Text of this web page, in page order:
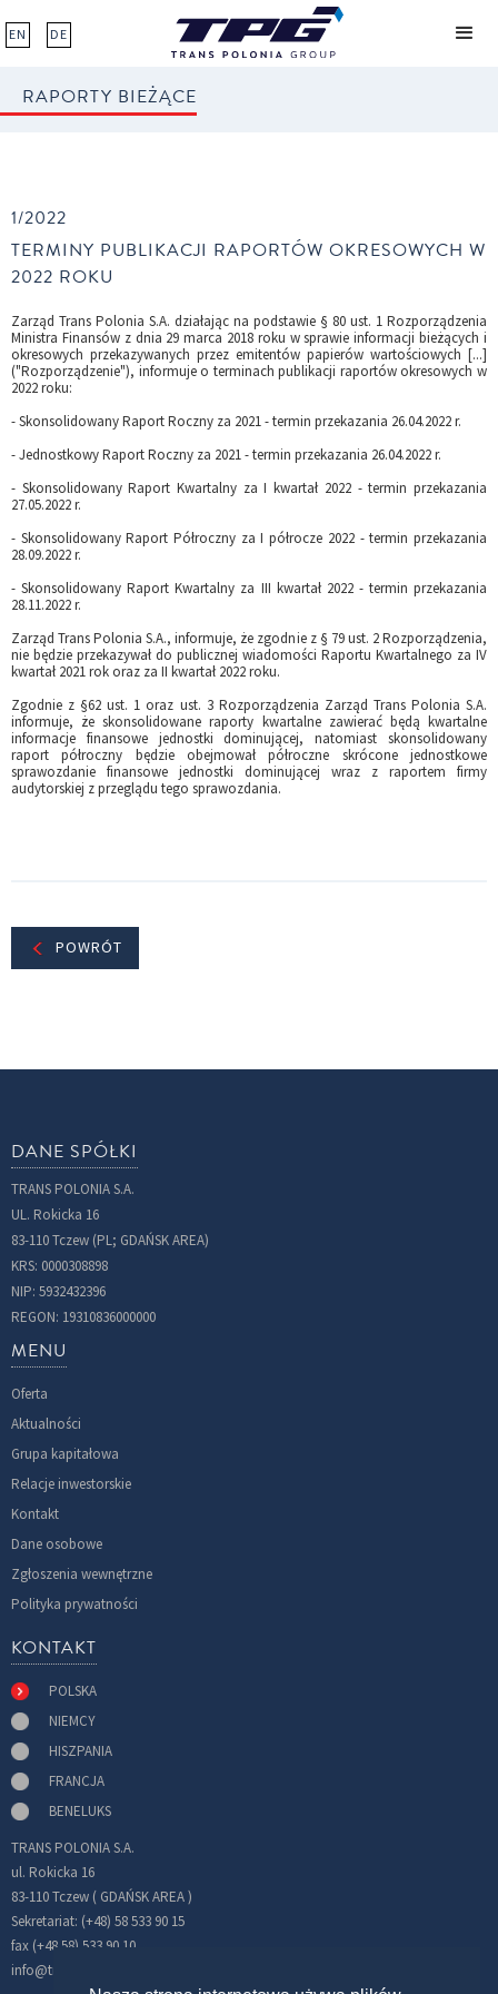
EN DE
RAPORTY BIEŻĄCE
1/2022
TERMINY PUBLIKACJI RAPORTÓW OKRESOWYCH W
2022 ROKU
Zarząd Trans Polonia S.A. działając na podstawie § 80 ust. 1 Rozporządzenia
Ministra Finansów z dnia 29 marca 2018 roku w sprawie informacji bieżących i
okresowych przekazywanych przez emitentów papierów wartościowych [...]
("Rozporządzenie"), informuje o terminach publikacji raportów okresowych w
2022 roku:
- Skonsolidowany Raport Roczny za 2021 - termin przekazania 26.04.2022 r.
- Jednostkowy Raport Roczny za 2021 - termin przekazania 26.04.2022 r.
- Skonsolidowany Raport Kwartalny za I kwartał 2022 - termin przekazania
27.05.2022 r.
- Skonsolidowany Raport Półroczny za I półrocze 2022 - termin przekazania
28.09.2022 r.
- Skonsolidowany Raport Kwartalny za III kwartał 2022 - termin przekazania
28.11.2022 r.
Zarząd Trans Polonia S.A., informuje, że zgodnie z § 79 ust. 2 Rozporządzenia,
nie będzie przekazywał do publicznej wiadomości Raportu Kwartalnego za IV
kwartał 2021 rok oraz za II kwartał 2022 roku.
Zgodnie z §62 ust. 1 oraz ust. 3 Rozporządzenia Zarząd Trans Polonia S.A.
informuje, że skonsolidowane raporty kwartalne zawierać będą kwartalne
informacje finansowe jednostki dominującej, natomiast skonsolidowany
raport półroczny będzie obejmował półroczne skrócone jednostkowe
sprawozdanie finansowe jednostki dominującej wraz z raportem firmy
audytorskiej z przeglądu tego sprawozdania.
POWRÓT
DANE SPÓŁKI
TRANS POLONIA S.A.
UL. Rokicka 16
83-110 Tczew (PL; GDAŃSK AREA)
KRS: 0000308898
NIP: 5932432396
REGON: 19310836000000
MENU
Oferta
Aktualności
Grupa kapitałowa
Relacje inwestorskie
Kontakt
Dane osobowe
Zgłoszenia wewnętrzne
Polityka prywatności
KONTAKT
POLSKA
NIEMCY
HISZPANIA
FRANCJA
BENELUKS
TRANS POLONIA S.A.
ul. Rokicka 16
83-110 Tczew ( GDAŃSK AREA )
Sekretariat: (+48) 58 533 90 15
fax (+48 58) 533 90 10
info@transpolonia.com